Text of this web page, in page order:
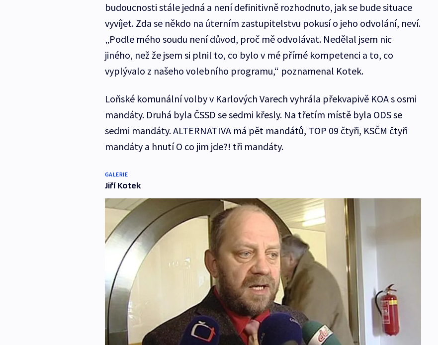
budoucnosti stále jedná a není definitivně rozhodnuto, jak se bude situace
vyvíjet. Zda se někdo na úterním zastupitelstvu pokusí o jeho odvolání, neví.
„Podle mého soudu není důvod, proč mě odvolávat. Nedělal jsem nic
jiného, než že jsem si plnil to, co bylo v mé přímé kompetenci a to, co
vyplývalo z našeho volebního programu,“ poznamenal Kotek.
Loňské komunální volby v Karlových Varech vyhrála překvapivě KOA s osmi
mandáty. Druhá byla ČSSD se sedmi křesly. Na třetím místě byla ODS se
sedmi mandáty. ALTERNATIVA má pět mandátů, TOP 09 čtyři, KSČM čtyři
mandáty a hnutí O co jim jde?! tři mandáty.
GALERIE
Jiří Kotek